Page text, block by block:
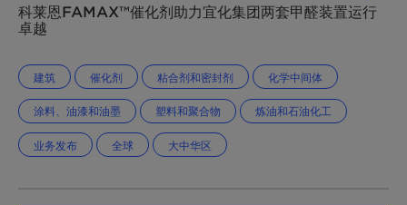
科莱恩FAMAX™催化剂助力宜化集团两套甲醛装置运行
卓越
建筑 催化剂 粘合剂和密封剂 化学中间体
涂料、油漆和油墨 塑料和聚合物 炼油和石油化工
业务发布 全球 大中华区